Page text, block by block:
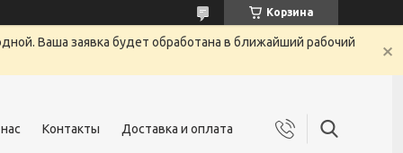
Корзина
Ваша заявка будет обработана в ближайший рабочий
Контакты Доставка и оплата